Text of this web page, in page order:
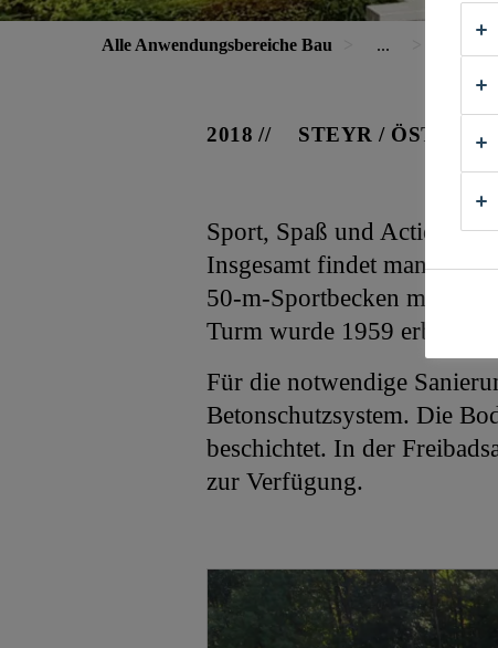
Alle Anwendungsbereiche Bau ...
2018 STEYR /
Sport, Spaß und Action
Insgesamt findet man hier
50-m-Sportbecken mit
Turm wurde 1959 erbaut
Für die notwendige
Betonschutzsystem. Die
beschichtet. In der
zur Verfügung.